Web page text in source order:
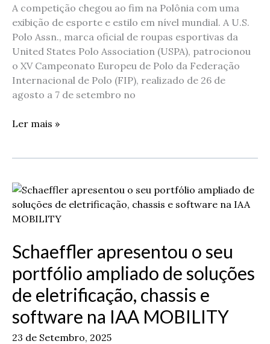
A competição chegou ao fim na Polônia com uma
exibição de esporte e estilo em nível mundial. A U.S.
Polo Assn., marca oficial de roupas esportivas da
United States Polo Association (USPA), patrocionou
o XV Campeonato Europeu de Polo da Federação
Internacional de Polo (FIP), realizado de 26 de
agosto a 7 de setembro no
Federação
Internacional
de
Polo
como
parceira
oficial
Ler mais »
Schaeffler apresentou o seu
portfólio ampliado de soluções
de eletrificação, chassis e
software na IAA MOBILITY
23 de Setembro, 2025
Schaeffler
apresentou
o
portfólio
ampliado
de
soluções
de
eletrificação,
chassis